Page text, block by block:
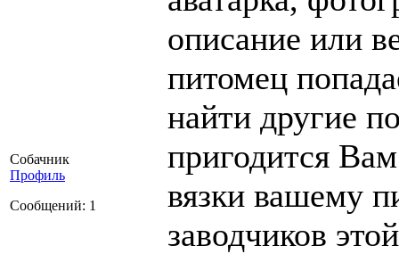
Собачник
Профиль
Сообщений: 1
описание или
питомец
найти другие
пригодится
вязки вашему
заводчиков